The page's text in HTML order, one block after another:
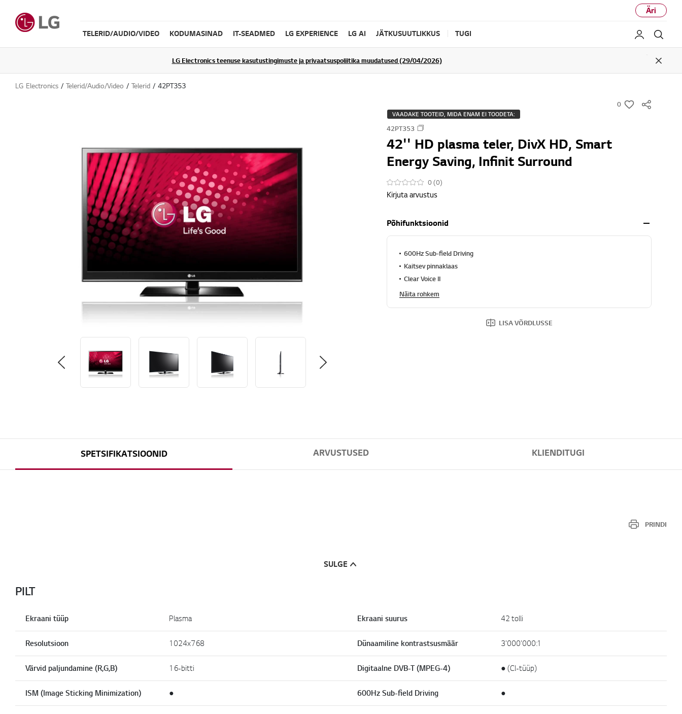
Äri
TELERID/AUDIO/VIDEO KODUMASINAD IT-SEADMED LG EXPERIENCE LG AI JÄTKUSUUTLIKKUS TUGI Minu LG
LG Electronics teenuse kasutustingimuste ja privaatsuspoliitika muudatused (29/04/2026)
Close
LG Electronics Telerid/Audio/Video Telerid 42PT353
0
w
VAADAKE TOOTEID, MIDA ENAM EI TOODETA:
42PT353
42'' HD plasma teler, DivX HD, Smart
Energy Saving, Infinit Surround
0 (0)
Kirjuta arvustus
Põhifunktsioonid
600Hz Sub-field Driving
Kaitsev pinnaklaas
Clear Voice II
Näita rohkem
LISA VÕRDLUSSE
SPETSIFIKATSIOONID ARVUSTUSED KLIENDITUGI
PRINDI
SULGE
PILT
Ekraani tüüp Plasma Ekraani suurus 42 tolli
Resolutsioon 1024x768 Dünaamiline kontrastsusmäär 3'000'000:1
Värvid paljundamine (R,G,B) 16-bitti Digitaalne DVB-T (MPEG-4) ● (Cl-tüüp)
ISM (Image Sticking Minimization) ● 600Hz Sub-field Driving ●